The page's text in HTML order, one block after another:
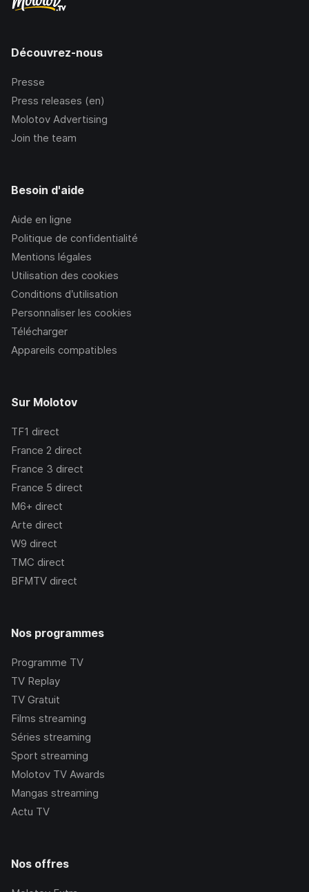
Découvrez-nous
Presse
Press releases (en)
Molotov Advertising
Join the team
Besoin d'aide
Aide en ligne
Politique de confidentialité
Mentions légales
Utilisation des cookies
Conditions d’utilisation
Personnaliser les cookies
Télécharger
Appareils compatibles
Sur Molotov
TF1 direct
France 2 direct
France 3 direct
France 5 direct
M6+ direct
Arte direct
W9 direct
TMC direct
BFMTV direct
Nos programmes
Programme TV
TV Replay
TV Gratuit
Films streaming
Séries streaming
Sport streaming
Molotov TV Awards
Mangas streaming
Actu TV
Nos offres